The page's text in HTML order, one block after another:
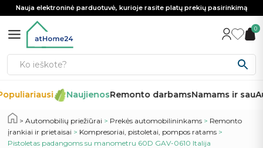
Nauja elektroninė parduotuvė, kurioje rasite platų prekių pasirinkimą
0
NaujienosRemonto darbamsNamams ir sau
Automobilių priežiūrai > Prekės automobilininkams > Remonto
įrankiai ir prietaisai > Kompresoriai, pistoletai, pompos ratams >
Pistoletas padangoms su manometru 60D GAV-0610 Italija